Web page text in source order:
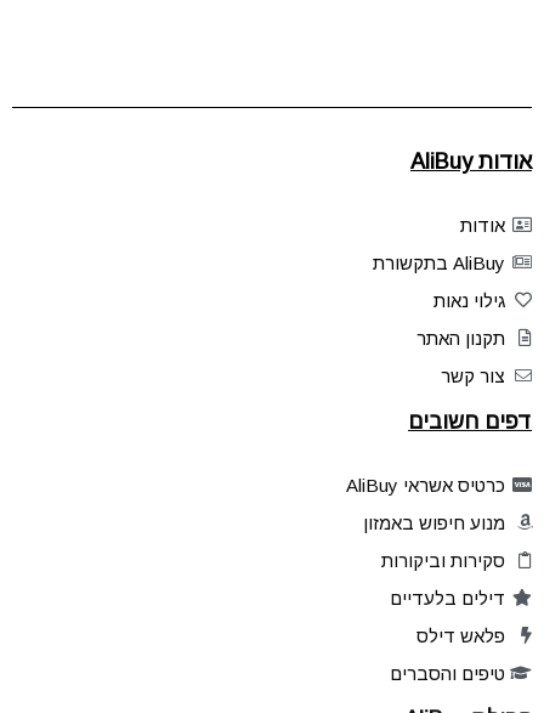
אודות AliBuy
אודות
AliBuy בתקשורת
גילוי נאות
תקנון האתר
צור קשר
דפים חשובים
כרטיס אשראי AliBuy
מנוע חיפוש באמזון
סקירות וביקורות
דילים בלעדיים
פלאש דילס
טיפים והסברים